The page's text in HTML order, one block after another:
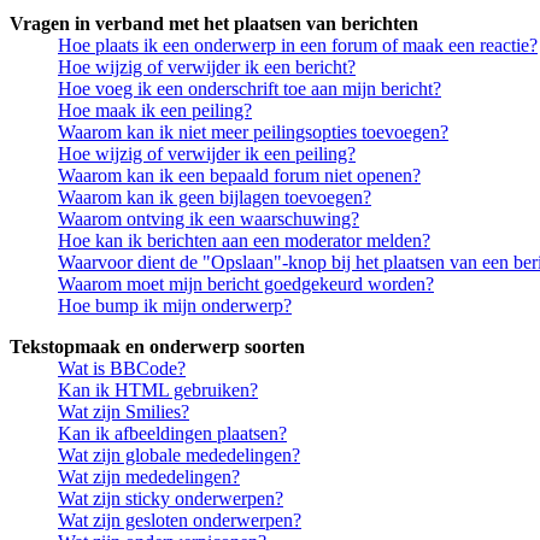
Vragen in verband met het plaatsen van berichten
Hoe plaats ik een onderwerp in een forum of maak een reactie?
Hoe wijzig of verwijder ik een bericht?
Hoe voeg ik een onderschrift toe aan mijn bericht?
Hoe maak ik een peiling?
Waarom kan ik niet meer peilingsopties toevoegen?
Hoe wijzig of verwijder ik een peiling?
Waarom kan ik een bepaald forum niet openen?
Waarom kan ik geen bijlagen toevoegen?
Waarom ontving ik een waarschuwing?
Hoe kan ik berichten aan een moderator melden?
Waarvoor dient de "Opslaan"-knop bij het plaatsen van een
Waarom moet mijn bericht goedgekeurd worden?
Hoe bump ik mijn onderwerp?
Tekstopmaak en onderwerp soorten
Wat is BBCode?
Kan ik HTML gebruiken?
Wat zijn Smilies?
Kan ik afbeeldingen plaatsen?
Wat zijn globale mededelingen?
Wat zijn mededelingen?
Wat zijn sticky onderwerpen?
Wat zijn gesloten onderwerpen?